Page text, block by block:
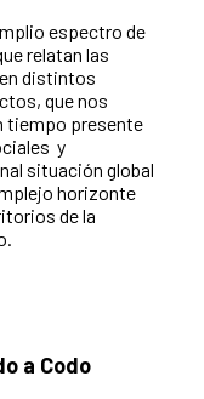
espectro de
relatan las
distintos
que nos
tiempo presente
y
situación global
horizonte
de la
a Codo